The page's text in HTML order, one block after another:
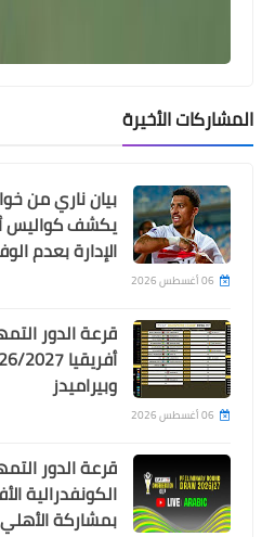
ميامي؟ تعرف على
اخبار خفيفة
قناة مفتوحة جديدة
الأهلي في كأس العالم
نايل سات
المشاركات الأخيرة
بيان ناري من
يكشف كواليس
الإدارة بعدم
06 أغسطس 2026
قرعة الدور
وبيراميدز
06 أغسطس 2026
قرعة الدور
بمشاركة الأهلي